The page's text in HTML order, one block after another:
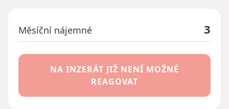
Měsíční nájemné 3
NA INZERÁT JIŽ NENÍ MOŽNÉ
REAGOVAT